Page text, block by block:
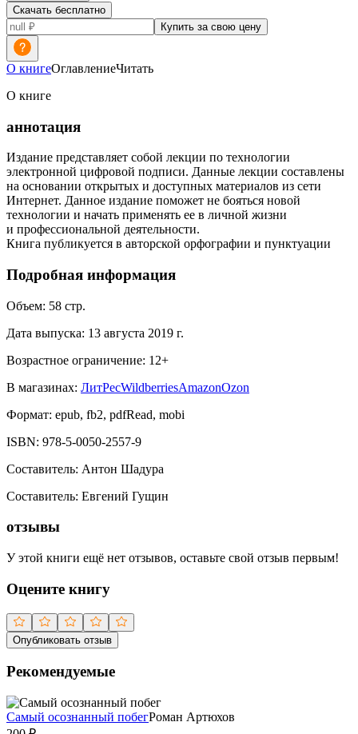
Скачать бесплатно
Купить за свою цену
О книгеОглавлениеЧитать
О книге
аннотация
Издание представляет собой лекции по технологии
электронной цифровой подписи. Данные лекции составлены
на основании открытых и доступных материалов из сети
Интернет. Данное издание поможет не бояться новой
технологии и начать применять ее в личной жизни
и профессиональной деятельности.
Книга публикуется в авторской орфографии и пунктуации
Подробная информация
Объем: 58 стр.
Дата выпуска: 13 августа 2019 г.
Возрастное ограничение: 12+
В магазинах: ЛитРесWildberriesAmazonOzon
Формат: epub, fb2, pdfRead, mobi
ISBN: 978-5-0050-2557-9
Составитель: Антон Шадура
Составитель: Евгений Гущин
отзывы
У этой книги ещё нет отзывов, оставьте свой отзыв первым!
Оцените книгу
Опубликовать отзыв
Рекомендуемые
Самый осознанный побегРоман Артюхов